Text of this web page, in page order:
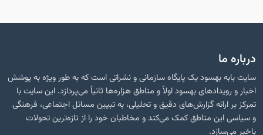
درباره ما
سایت بابه بهسود یک پایگاه سازمانی و نشراتی است که به طور ویژه به پوشش
اخبار و رویدادهای بهسود اولاً و مناطق هزاره‌ها ثانیاً می‌پردازد. این سایت با
تمرکز بر ارائه گزارش‌های دقیق و تحلیلی، به تبیین مسائل اجتماعی، فرهنگی
و سیاسی این مناطق کمک می‌کند و مخاطبان خود را از تازه‌ترین تحولات
باخبر می‌سازد.